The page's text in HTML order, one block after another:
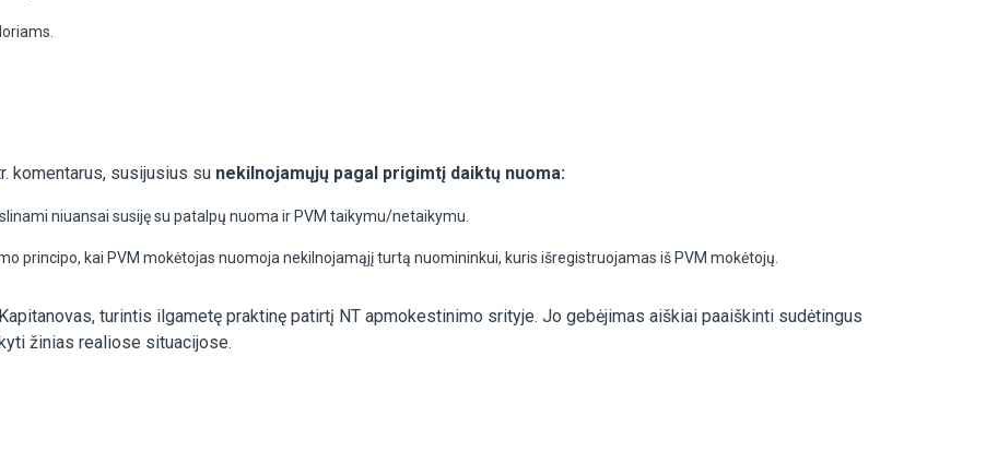
komentarus, susijusius su nekilnojamųjų pagal prigimtį daiktų nuoma:
niuansai susiję su patalpų nuoma ir PVM taikymu/netaikymu.
principo, kai PVM mokėtojas nuomoja nekilnojamąjį turtą nuomininkui, kuris išregistruojamas iš PVM mokėtojų.
turintis ilgametę praktinę patirtį NT apmokestinimo srityje. Jo gebėjimas aiškiai paaiškinti sudėtingus
žinias realiose situacijose.